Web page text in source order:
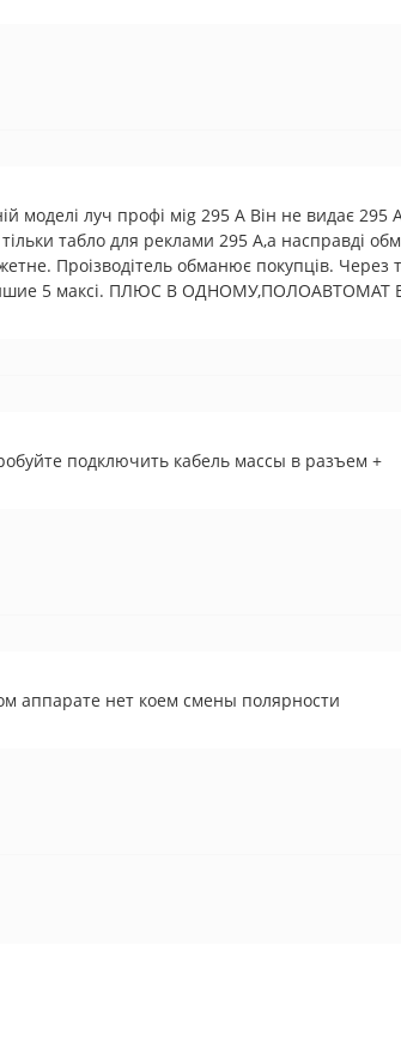
моделі луч профі мig 295 А Він не видає
табло для реклами 295 А,а насправді
Проізводітель обманює покупців. Через
5 максі. ПЛЮС В ОДНОМУ,ПОЛОАВТОМАТ
подключить кабель массы в разъем +
аппарате нет коем смены полярности